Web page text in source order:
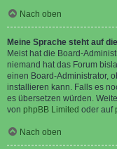
Nach oben
Meine Sprache steht auf
Meist hat die Board-
niemand hat das Forum
einen Board-Administrator,
installieren kann. Falls es
es übersetzen würden.
von phpBB Limited oder auf
Nach oben